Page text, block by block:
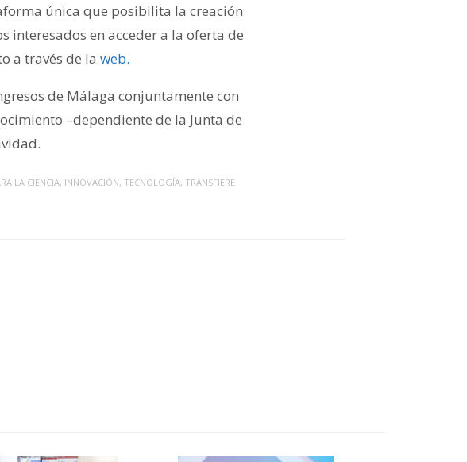
única que posibilita la creación
interesados en acceder a la oferta de
a través de la web.
de Málaga conjuntamente con
–dependiente de la Junta de
LA CIENCIA, INNOVACIÓN, TECNOLOGÍA, TRANSFIERE